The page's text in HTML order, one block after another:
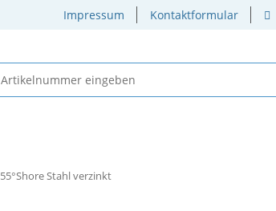
Impressum Kontaktformular
Stahl verzinkt